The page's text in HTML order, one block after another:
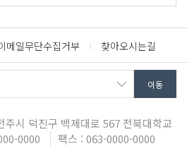
메일무단수집거부 찾아오시는길
주시 덕진구 백제대로 567 전북대학교
0000 팩스 : 063-0000-0000